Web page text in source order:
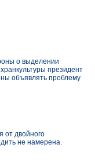
о выделении
президент
объявлять проблему
от двойного
не намерена.